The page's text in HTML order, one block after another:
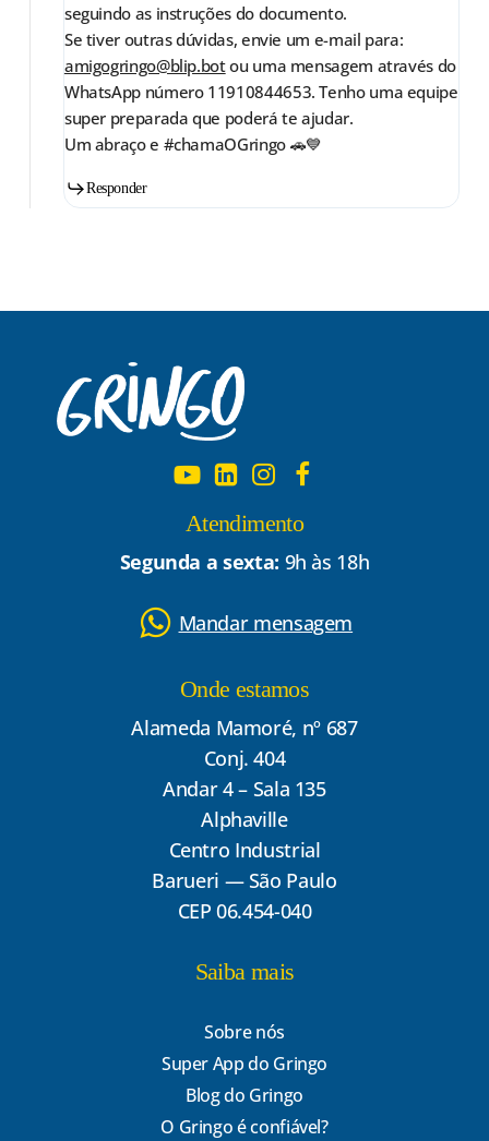
seguindo as instruções do documento.
Se tiver outras dúvidas, envie um e-mail para:
amigogringo@blip.botou uma mensagem através do
WhatsApp número 11910844653. Tenho uma equipe
super preparada que poderá te ajudar.
Um abraço e #chamaOGringo 🚗💙
Responder
Atendimento
Segunda a sexta: 9h às 18h
Mandar mensagem
Onde estamos
Alameda Mamoré, nº 687
Conj. 404
Andar 4 – Sala 135
Alphaville
Centro Industrial
Barueri — São Paulo
CEP 06.454-040
Saiba mais
Sobre nós
Super App do Gringo
Blog do Gringo
O Gringo é confiável?